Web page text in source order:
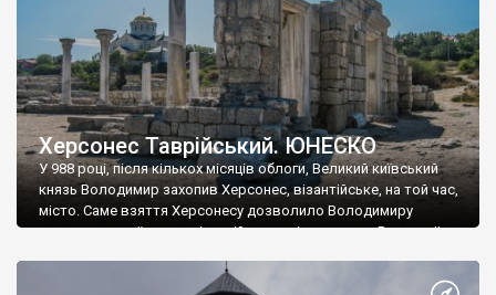
Херсонес Таврійський. ЮНЕСКО
У 988 році, після кількох місяців облоги, Великий київський
князь Володимир захопив Херсонес, візантійське, на той час,
місто. Саме взяття Херсонесу дозволило Володимиру
диктувати свої умови візантійському імператору Василю ІІ, та
Херсонесі Володимир-язичник, став Василем-християнином.